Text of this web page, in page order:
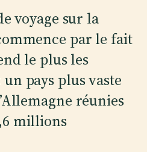
voyage sur la
par le fait
le plus les
pays plus vaste
réunies
millions